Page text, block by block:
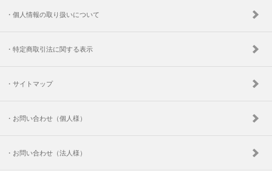
・個人情報の取り扱いについて
・特定商取引法に関する表示
・サイトマップ
・お問い合わせ（個人様）
・お問い合わせ（法人様）